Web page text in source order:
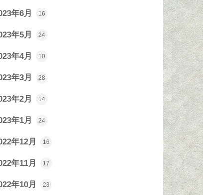
年6月 16
年5月 24
年4月 10
年3月 28
年2月 14
年1月 24
年12月 16
年11月 17
年10月 23